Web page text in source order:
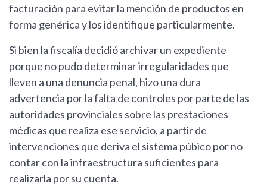
facturación para evitar la mención de productos en
forma genérica y los identifique particularmente.
Si bien la fiscalía decidió archivar un expediente
porque no pudo determinar irregularidades que
lleven a una denuncia penal, hizo una dura
advertencia por la falta de controles por parte de las
autoridades provinciales sobre las prestaciones
médicas que realiza ese servicio, a partir de
intervenciones que deriva el sistema púbico por no
contar con la infraestructura suficientes para
realizarla por su cuenta.